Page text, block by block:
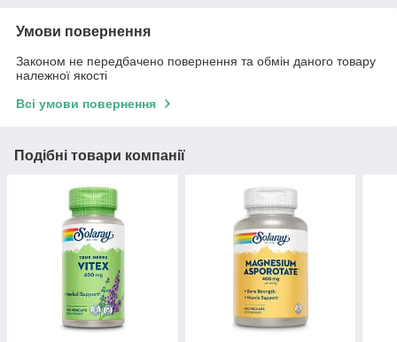
Умови повернення
Законом не передбачено повернення та обмін даного товару
належної якості
Всі умови повернення
Подібні товари компанії